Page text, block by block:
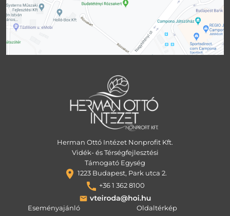
Herman Ottó Intézet Nonprofit Kft.
Vidék- és Térségfejlesztési
Támogató Egység
1223 Budapest, Park utca 2.
+36 1 362 8100
Eseményajánló Oldaltérkép